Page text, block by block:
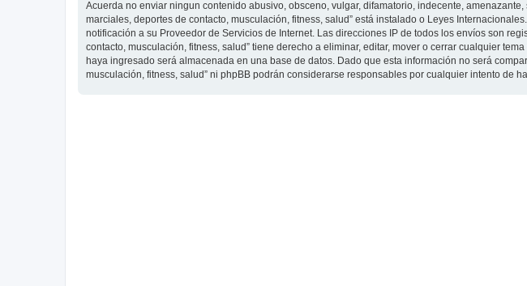
Acuerda no enviar ningun contenido abusivo, obsceno, vulgar, difamatorio, indecente,
marciales, deportes de contacto, musculación, fitness, salud” está instalado o Leyes
notificación a su Proveedor de Servicios de Internet. Las direcciones IP de todos los envíos son
contacto, musculación, fitness, salud” tiene derecho a eliminar, editar, mover o cerrar cualquier
haya ingresado será almacenada en una base de datos. Dado que esta información no será
musculación, fitness, salud” ni phpBB podrán considerarse responsables por cualquier intento de